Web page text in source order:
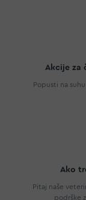
Akcije za
Popusti na
Ako
Pitaj naše
podrške